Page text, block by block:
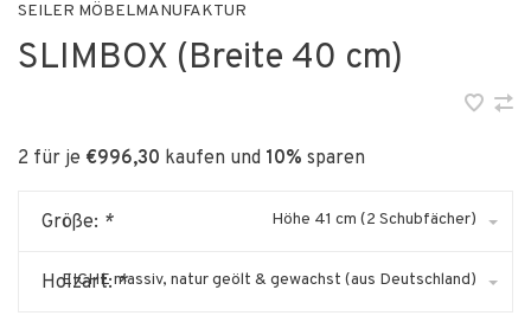
SEILER MÖBELMANUFAKTUR
SLIMBOX (Breite 40 cm)
2 für je €996,30 kaufen und 10% sparen
Größe: * Höhe 41 cm (2 Schubfächer)
Holzart:*
EICHE massiv, natur geölt & gewachst (aus Deutschland)